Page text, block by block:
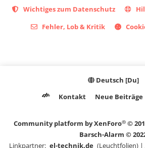
Wichtiges zum Datenschutz
Fehler, Lob & Kritik
Deutsch [Du]
Kontakt
Neue Beiträge
Community platform by XenForo® ©
Barsch-Alarm ©
Linkpartner: el-technik.de (Leuchtfolien) |